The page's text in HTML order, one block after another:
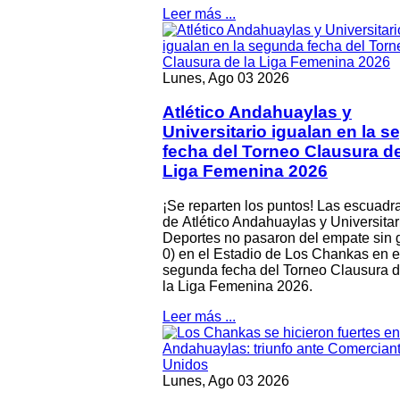
Leer más ...
Lunes, Ago 03 2026
Atlético Andahuaylas y
Universitario igualan en la
fecha del Torneo Clausura
Liga Femenina 2026
¡Se reparten los puntos! Las
de Atlético Andahuaylas y
Deportes no pasaron del empate sin
0) en el Estadio de Los Chankas en
segunda fecha del Torneo Clausura
la Liga Femenina 2026.
Leer más ...
Lunes, Ago 03 2026